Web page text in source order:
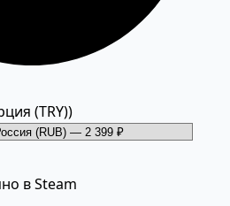
(TRY))
в Steam